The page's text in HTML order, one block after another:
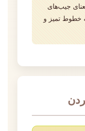
جیب‌های
خطوط تمیز و